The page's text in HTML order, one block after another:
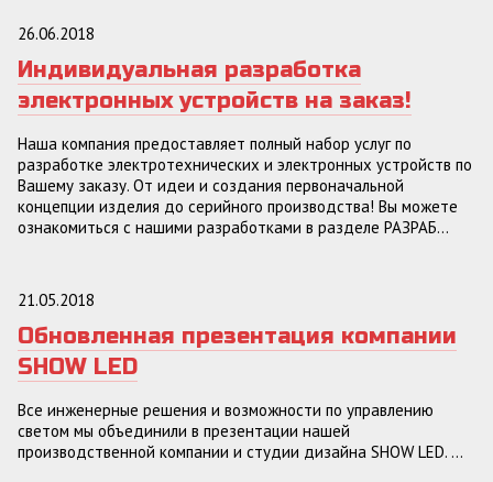
26.06.2018
Индивидуальная разработка
электронных устройств на заказ!
Наша компания предоставляет полный набор услуг по
разработке электротехнических и электронных устройств по
Вашему заказу. От идеи и создания первоначальной
концепции изделия до серийного производства! Вы можете
ознакомиться с нашими разработками в разделе РАЗРАБ...
21.05.2018
Обновленная презентация компании
SHOW LED
Все инженерные решения и возможности по управлению
светом мы объединили в презентации нашей
производственной компании и студии дизайна SHOW LED. ...